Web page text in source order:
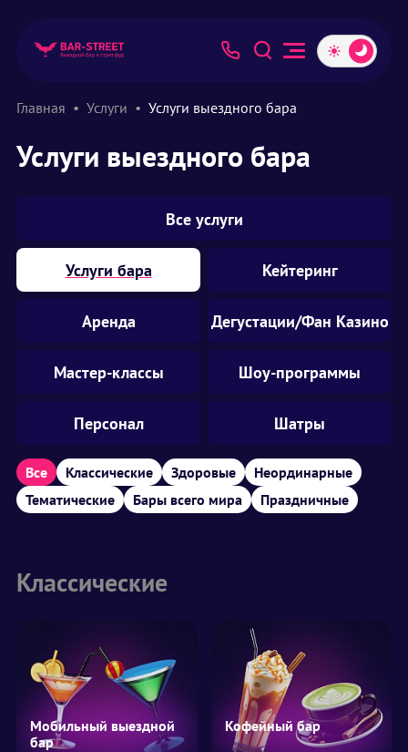
Главная Услуги Услуги выездного бара
Услуги выездного бара
Все услуги
Услуги бара Кейтеринг
Аренда Дегустации/Фан Казино
Мастер-классы Шоу-программы
Персонал Шатры
Все Классические Здоровые
Неординарные
Тематические
Бары всего мира Праздничные
Классические
Мобильный выездной
бар
Кофейный бар